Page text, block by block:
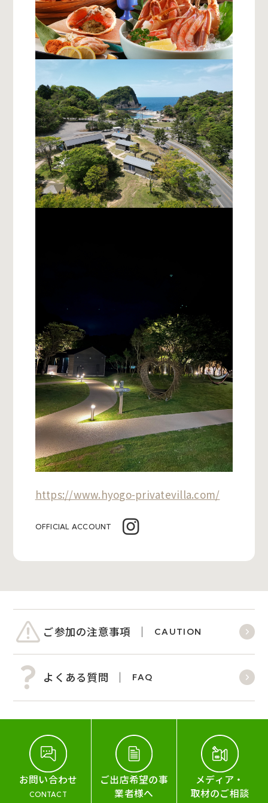
https://www.hyogo-privatevilla.com/
OFFICIAL ACCOUNT
ご参加の注意事項 CAUTION
よくある質問 FAQ
お問い合わせ
CONTACT
ご出店希望の事
業者様へ
メディア・
取材のご相談